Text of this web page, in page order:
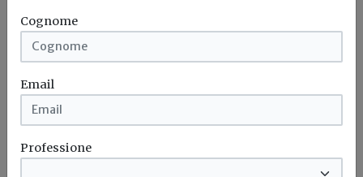
Cognome
Email
Professione